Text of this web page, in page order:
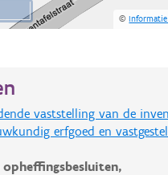
©
vaststelling van de
erfgoed en